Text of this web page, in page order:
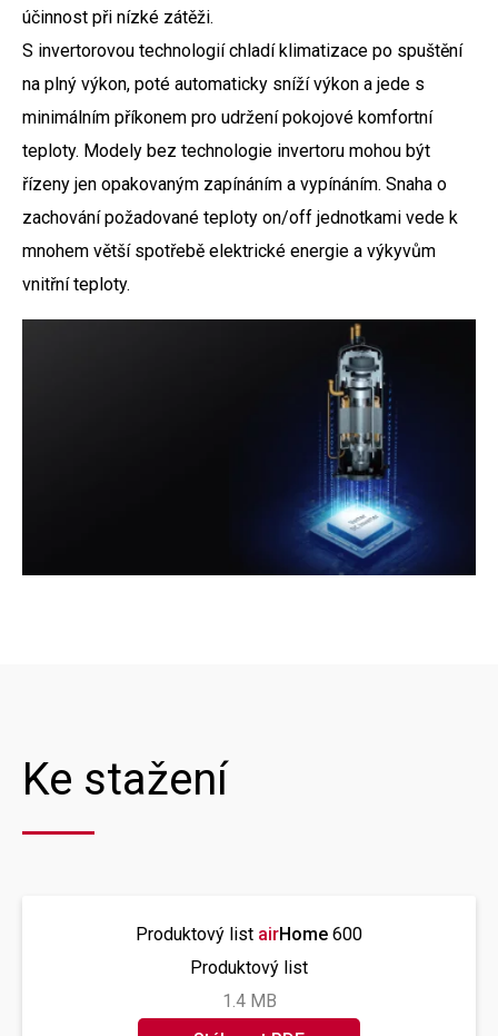
účinnost při nízké zátěži.
S invertorovou technologií chladí klimatizace po spuštění
na plný výkon, poté automaticky sníží výkon a jede s
minimálním příkonem pro udržení pokojové komfortní
teploty. Modely bez technologie invertoru mohou být
řízeny jen opakovaným zapínáním a vypínáním. Snaha o
zachování požadované teploty on/off jednotkami vede k
mnohem větší spotřebě elektrické energie a výkyvům
vnitřní teploty.
Ke stažení
Produktový list airHome 600
Produktový list
1.4 MB